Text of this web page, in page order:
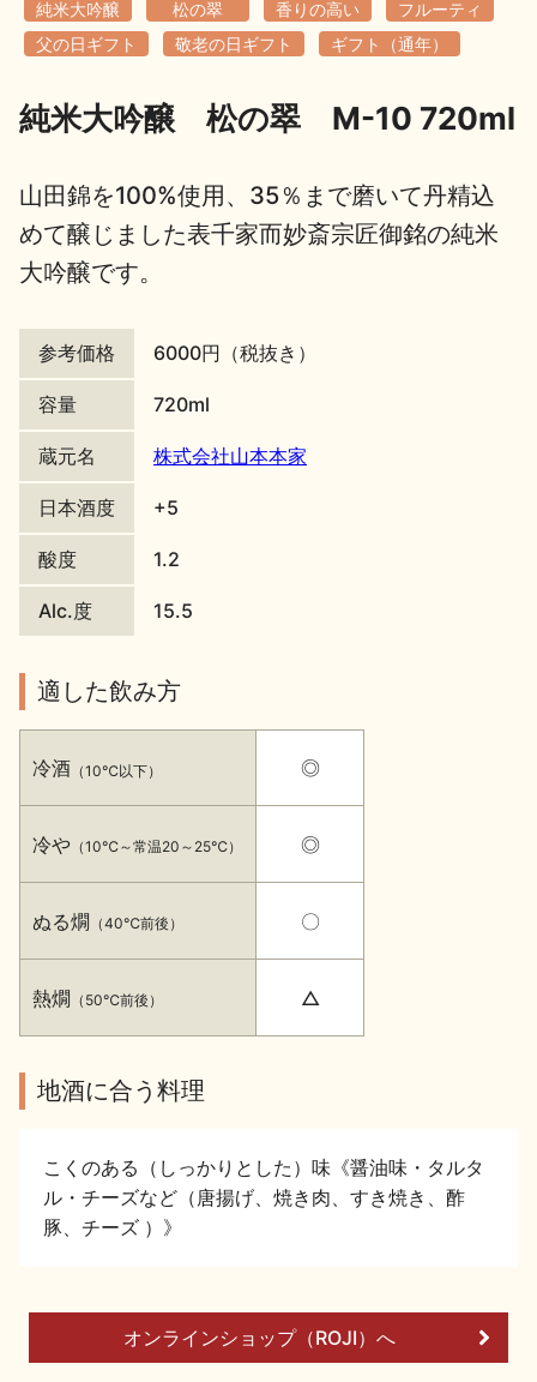
地酒川柳 地酒小説
イベント情報TOP 新商品・おすすめ商品
美味しい地酒の選び方
純米大吟醸 松の翠 香りの高い
フルーティ
父の日ギフト
敬老の日ギフト ギフト（通年）
純米大吟醸 松の翠 M-10 720ml
山田錦を100%使用、35％まで磨いて丹精込
めて醸じました表千家而妙斎宗匠御銘の純米
大吟醸です。
参考価格 6000円（税抜き）
容量 720ml
蔵元名 株式会社山本本家
日本酒度 +5
酸度 1.2
Alc.度 15.5
適した飲み方
冷酒 （10℃以下）
冷や （10℃～常温20～25℃）
ぬる燗 （40℃前後）
熱燗 （50℃前後）
◎
◎
〇
△
地酒に合う料理
こくのある（しっかりとした）味《醤油味・タルタ
ル・チーズなど（唐揚げ、焼き肉、すき焼き、酢
豚、チーズ ）》
オンラインショップ（ROJI）へ